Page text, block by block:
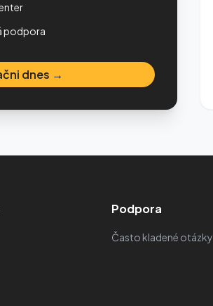
podpora
dnes →
Podpora
Často kladené otázky